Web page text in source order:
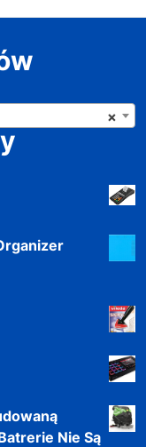
×
Nie Są